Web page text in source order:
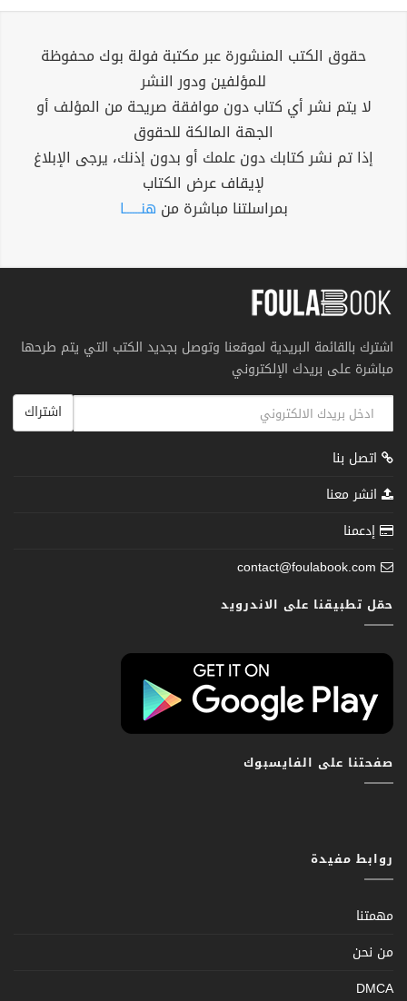
حقوق الكتب المنشورة عبر مكتبة فولة بوك محفوظة
للمؤلفين ودور النشر
لا يتم نشر أي كتاب دون موافقة صريحة من المؤلف أو
الجهة المالكة للحقوق
إذا تم نشر كتابك دون علمك أو بدون إذنك، يرجى الإبلاغ
لإيقاف عرض الكتاب
بمراسلتنا مباشرة من هنــــــا
اشترك بالقائمة البريدية لموقعنا وتوصل بجديد الكتب التي يتم طرحها
مباشرة على بريدك الإلكتروني
اشتراك
اتصل بنا
انشر معنا
إدعمنا
contact@foulabook.com
حمّل تطبيقنا على الاندرويد
صفحتنا على الفايسبوك
روابط مفيدة
مهمتنا
من نحن
DMCA